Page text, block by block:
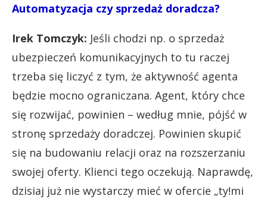
Automatyzacja czy sprzedaż doradcza?
Irek Tomczyk: Jeśli chodzi np. o sprzedaż
ubezpieczeń komunikacyjnych to tu raczej
trzeba się liczyć z tym, że aktywność agenta
będzie mocno ograniczana. Agent, który chce
się rozwijać, powinien – według mnie, pójść w
stronę sprzedaży doradczej. Powinien skupić
się na budowaniu relacji oraz na rozszerzaniu
swojej oferty. Klienci tego oczekują. Naprawdę,
dzisiaj już nie wystarczy mieć w ofercie „ty!mi